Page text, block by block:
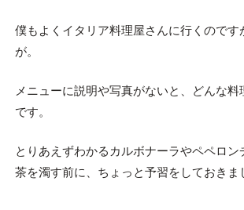
僕もよくイタリア料理屋さんに行くのです
が。
メニューに説明や写真がないと、どんな
です。
とりあえずわかるカルボナーラやペペロン
茶を濁す前に、ちょっと予習をしておきま